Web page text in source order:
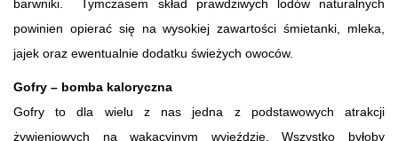
barwniki. Tymczasem skład prawdziwych lodów naturalnych
powinien opierać się na wysokiej zawartości śmietanki, mleka,
jajek oraz ewentualnie dodatku świeżych owoców.
Gofry – bomba kaloryczna
Gofry to dla wielu z nas jedna z podstawowych atrakcji
żywieniowych na wakacyjnym wyjeździe. Wszystko byłoby